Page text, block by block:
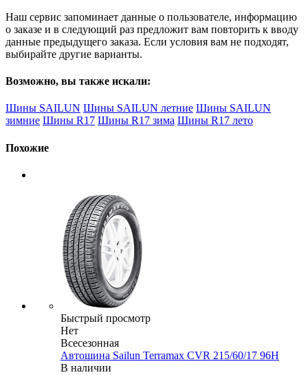
Наш сервис запоминает данные о пользователе, информацию
о заказе и в следующий раз предложит вам повторить к вводу
данные предыдущего заказа. Если условия вам не подходят,
выбирайте другие варианты.
Возможно, вы также искали:
Шины SAILUN Шины SAILUN летние Шины SAILUN
зимние Шины R17 Шины R17 зима Шины R17 лето
Похожие
Быстрый просмотр
Нет
Всесезонная
Автошина Sailun Terramax CVR 215/60/17 96H
В наличии